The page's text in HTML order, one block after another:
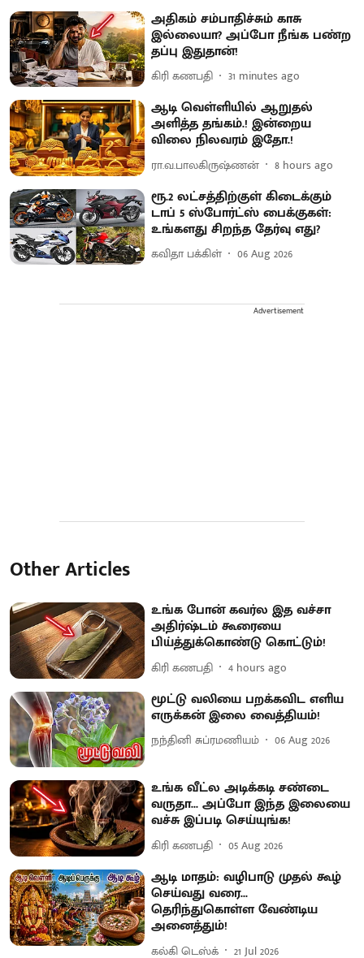
அதிகம் சம்பாதிச்சும் காசு
இல்லையா? அப்போ நீங்க பண்ற
தப்பு இதுதான்!
கிரி கணபதி 31 minutes ago
ஆடி வெள்ளியில் ஆறுதல்
அளித்த தங்கம்.! இன்றைய
விலை நிலவரம் இதோ.!
ரா.வ.பாலகிருஷ்ணன் 8 hours ago
ரூ.2 லட்சத்திற்குள் கிடைக்கும்
டாப் 5 ஸ்போர்ட்ஸ் பைக்குகள்:
உங்களது சிறந்த தேர்வு எது?
கவிதா பக்கிள் 06 Aug 2026
Advertisement
Other Articles
உங்க போன் கவர்ல இத வச்சா
அதிர்ஷ்டம் கூரையை
பிய்த்துக்கொண்டு கொட்டும்!
கிரி கணபதி 4 hours ago
மூட்டு வலியை பறக்கவிட எளிய
எருக்கன் இலை வைத்தியம்!
நந்தினி சுப்ரமணியம் 06 Aug 2026
உங்க வீட்ல அடிக்கடி சண்டை
வருதா... அப்போ இந்த இலையை
வச்சு இப்படி செய்யுங்க!
கிரி கணபதி 05 Aug 2026
ஆடி மாதம்: வழிபாடு முதல் கூழ்
செய்வது வரை...
தெரிந்துகொள்ள வேண்டிய
அனைத்தும்!
கல்கி டெஸ்க் 21 Jul 2026